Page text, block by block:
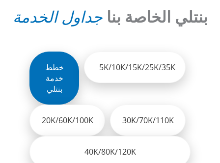
بنتلي الخاصة بناجداول الخدمة
خطط
خدمة
بنتلي
5K/10K/15K/25K/35K
20K/60K/100K 30K/70K/110K
40K/80K/120K